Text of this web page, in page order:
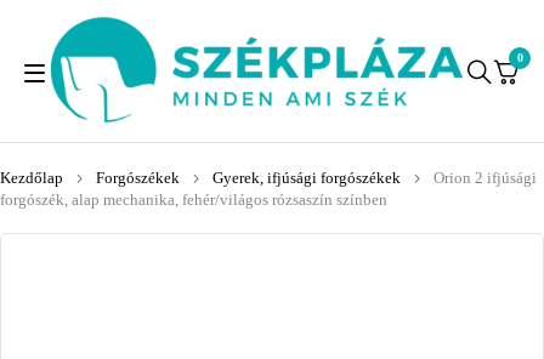
0
Kezdőlap Forgószékek Gyerek, ifjúsági forgószékek
Orion 2 ifjúsági
forgószék, alap mechanika, fehér/világos rózsaszín színben